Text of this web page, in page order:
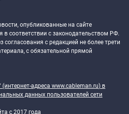
опубликованные на сайте
в соответствии с законодательством РФ.
согласования с редакцией не более трети
с обязательной прямой
адреса www.cableman.ru) в
данных пользователей сети
c 2017 года